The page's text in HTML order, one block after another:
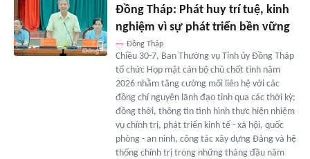
Đồng Tháp: Phát huy trí tuệ, kinh
nghiệm vì sự phát triển bền vững
Đồng Tháp
Chiều 30-7, Ban Thường vụ Tỉnh ủy Đồng Tháp
tổ chức Họp mặt cán bộ chủ chốt tỉnh năm
2026 nhằm tăng cường mối liên hệ với các
đồng chí nguyên lãnh đạo tỉnh qua các thời kỳ;
đồng thời, thông tin tình hình thực hiện nhiệm
vụ chính trị, phát triển kinh tế - xã hội, quốc
phòng - an ninh, công tác xây dựng Đảng và hệ
thống chính trị trong những tháng đầu năm